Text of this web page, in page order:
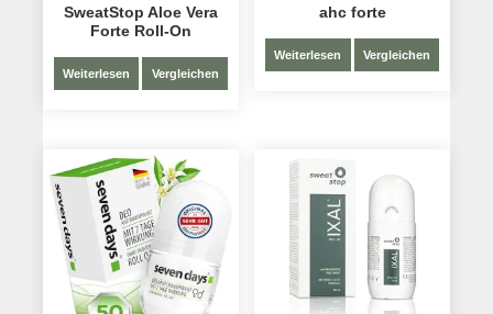
SweatStop Aloe Vera
Forte Roll-On
Weiterlesen Vergleichen
ahc forte
Weiterlesen Vergleichen